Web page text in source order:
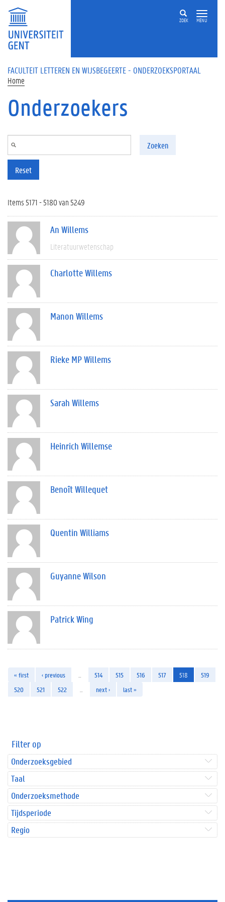
Overslaan en naar de inhoud gaan
ZOEK MENU
FACULTEIT LETTEREN EN WIJSBEGEERTE - ONDERZOEKSPORTAAL
Home
Onderzoekers
Zoeken
Reset
Items 5171 - 5180 van 5249
An Willems
Literatuurwetenschap
Charlotte Willems
Manon Willems
Rieke MP Willems
Sarah Willems
Heinrich Willemse
Benoît Willequet
Quentin Williams
Guyanne Wilson
Patrick Wing
« first ‹ previous 514 515 516 517 518
519
520
521 522 next › last »
Filter op
Onderzoeksgebied
Taal
Onderzoeksmethode
Tijdsperiode
Regio